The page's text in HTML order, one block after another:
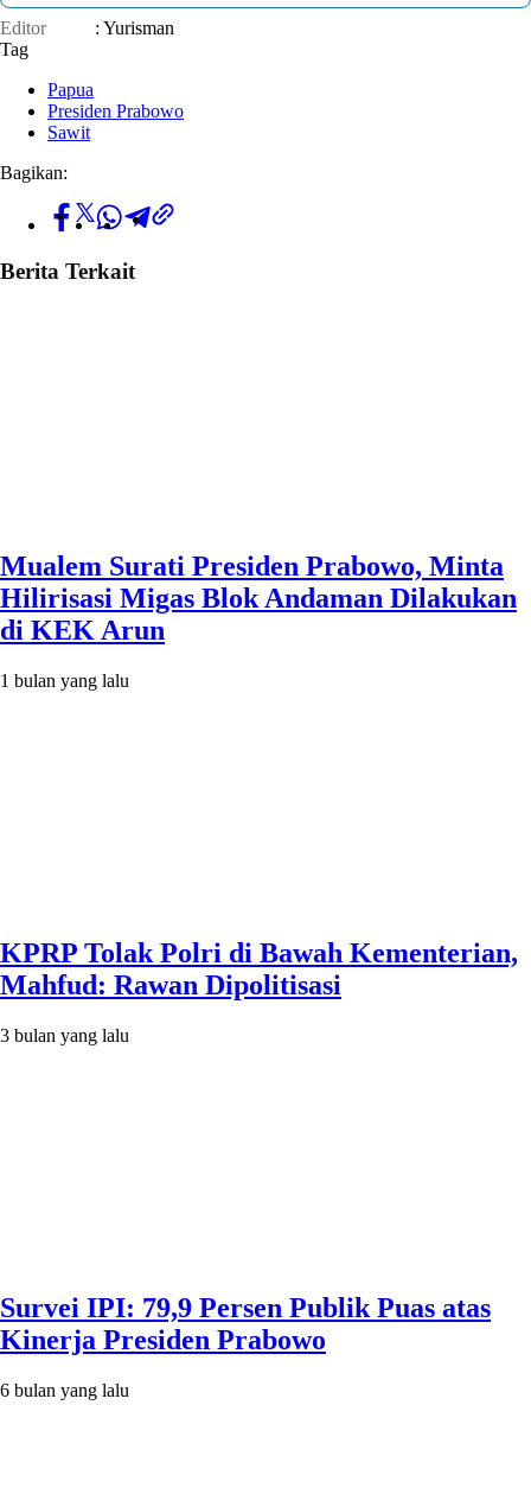
Editor
: Yurisman
Tag
Papua
Presiden Prabowo
Sawit
Bagikan:
Berita Terkait
Mualem Surati Presiden Prabowo, Minta
Hilirisasi Migas Blok Andaman Dilakukan
di KEK Arun
1 bulan yang lalu
KPRP Tolak Polri di Bawah Kementerian,
Mahfud: Rawan Dipolitisasi
3 bulan yang lalu
Survei IPI: 79,9 Persen Publik Puas atas
Kinerja Presiden Prabowo
6 bulan yang lalu